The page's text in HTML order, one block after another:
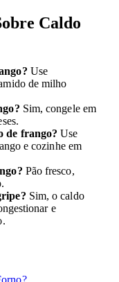
Caldo
Use
de milho
Sim, congele em
de frango? Use
e cozinhe em
Pão fresco,
Sim, o caldo
e